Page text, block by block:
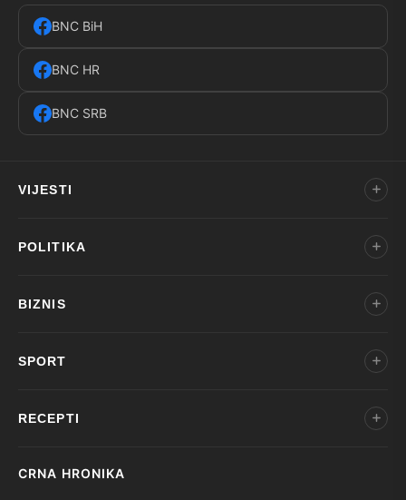
BNC BiH
BNC HR
BNC SRB
VIJESTI
POLITIKA
BIZNIS
SPORT
RECEPTI
CRNA HRONIKA